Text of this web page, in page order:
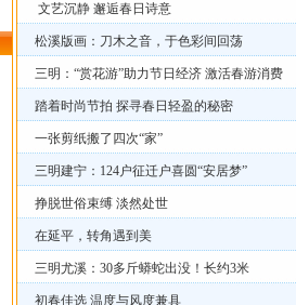
文艺沉静 邂逅春日诗意
松溪版画：刀木之音，于色彩间回荡
三明：“赏花游”助力节日经济 激活春游消费
踏着时尚节拍 探寻春日轻盈的秘密
一张剪纸搬了四次“家”
三明建宁：124户征迁户喜圆“安居梦”
挣脱世俗束缚 淡然处世
在延平，转角遇到美
三明尤溪：30多斤蟒蛇出没！长约3米
初春佳选 温度与风度兼具